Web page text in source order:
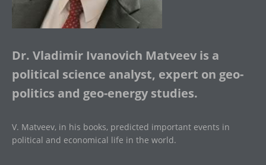
Dr. Vladimir Ivanovich Matveev is a
political science analyst, expert on geo-
politics and geo-energy studies.
V. Matveev, in his books, predicted important events in
political and economical life in the world.